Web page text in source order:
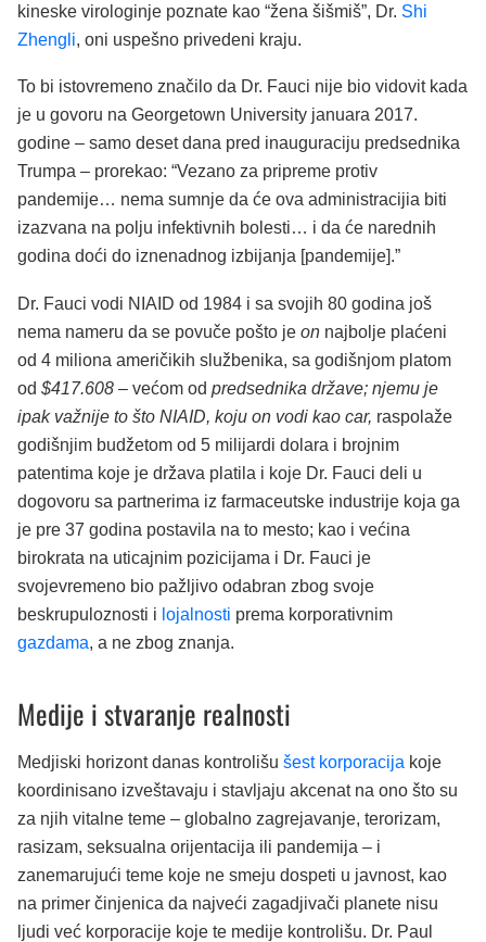
kineske virologinje poznate kao “žena šišmiš”, Dr. Shi
Zhengli, oni uspešno privedeni kraju.
To bi istovremeno značilo da Dr. Fauci nije bio vidovit kada
je u govoru na Georgetown University januara 2017.
godine – samo deset dana pred inauguraciju predsednika
Trumpa – prorekao: “Vezano za pripreme protiv
pandemije… nema sumnje da će ova administracijia biti
izazvana na polju infektivnih bolesti… i da će narednih
godina doći do iznenadnog izbijanja [pandemije].”
Dr. Fauci vodi NIAID od 1984 i sa svojih 80 godina još
nema nameru da se povuče pošto je on najbolje plaćeni
od 4 miliona američikih službenika, sa godišnjom platom
od $417.608 – većom od predsednika države; njemu je
ipak važnije to što NIAID, koju on vodi kao car, raspolaže
godišnjim budžetom od 5 milijardi dolara i brojnim
patentima koje je država platila i koje Dr. Fauci deli u
dogovoru sa partnerima iz farmaceutske industrije koja ga
je pre 37 godina postavila na to mesto; kao i većina
birokrata na uticajnim pozicijama i Dr. Fauci je
svojevremeno bio pažljivo odabran zbog svoje
beskrupuloznosti i lojalnosti prema korporativnim
gazdama, a ne zbog znanja.
Medije i stvaranje realnosti
Medjiski horizont danas kontrolišu šest korporacija koje
koordinisano izveštavaju i stavljaju akcenat na ono što su
za njih vitalne teme – globalno zagrejavanje, terorizam,
rasizam, seksualna orijentacija ili pandemija – i
zanemarujući teme koje ne smeju dospeti u javnost, kao
na primer činjenica da najveći zagadjivači planete nisu
ljudi već korporacije koje te medije kontrolišu. Dr. Paul